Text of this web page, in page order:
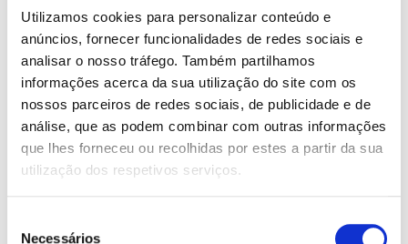
Utilizamos cookies para personalizar conteúdo e
anúncios, fornecer funcionalidades de redes sociais e
analisar o nosso tráfego. Também partilhamos
informações acerca da sua utilização do site com os
nossos parceiros de redes sociais, de publicidade e de
análise, que as podem combinar com outras informações
que lhes forneceu ou recolhidas por estes a partir da sua
utilização dos respetivos serviços.
Necessários
12,98€O
preço
11,68€O
preço
Aprendo com Cartas:
12,98 € O
11,68 €O